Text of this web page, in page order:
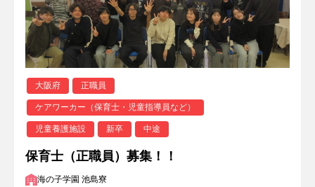
大阪府 正職員
ケアワーカー（保育士・児童指導員など）
児童養護施設 新卒 中途
保育士（正職員）募集！！
海の子学園 池島寮